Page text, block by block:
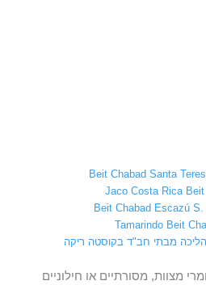
מבתי חב"ד בקוסטה ריקה
מצוות, מסורתיים או חילוניים